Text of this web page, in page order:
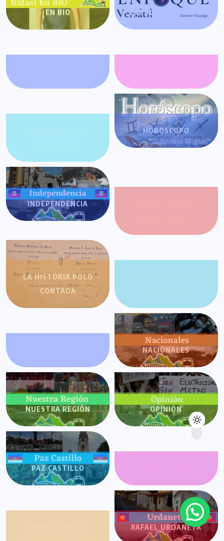
EN BIO ENFOQUE VERSÁTIL
HORÓSCOPO
INDEPENDENCIA
LA HISTORIA POCO
CONTADA
NACIONALES
NUESTRA REGIÓN OPINIÓN
PAZ CASTILLO
RAFAEL URDANETA